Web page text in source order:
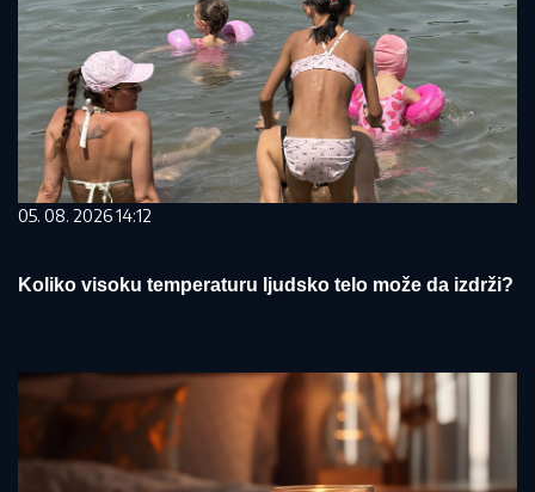
05. 08. 2026 14:12
Koliko visoku temperaturu ljudsko telo može da izdrži?